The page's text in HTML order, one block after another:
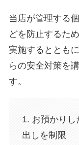
当店が管理する
どを防止するた
実施するととも
らの安全対策を
す。
1. お預かりし
出しを制限